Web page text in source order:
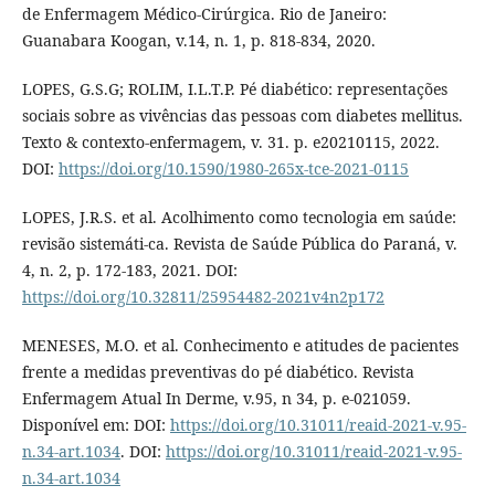
de Enfermagem Médico-Cirúrgica. Rio de Janeiro:
Guanabara Koogan, v.14, n. 1, p. 818-834, 2020.
LOPES, G.S.G; ROLIM, I.L.T.P. Pé diabético: representações
sociais sobre as vivências das pessoas com diabetes mellitus.
Texto & contexto-enfermagem, v. 31. p. e20210115, 2022.
DOI: https://doi.org/10.1590/1980-265x-tce-2021-0115
LOPES, J.R.S. et al. Acolhimento como tecnologia em saúde:
revisão sistemáti-ca. Revista de Saúde Pública do Paraná, v.
4, n. 2, p. 172-183, 2021. DOI:
https://doi.org/10.32811/25954482-2021v4n2p172
MENESES, M.O. et al. Conhecimento e atitudes de pacientes
frente a medidas preventivas do pé diabético. Revista
Enfermagem Atual In Derme, v.95, n 34, p. e-021059.
Disponível em: DOI: https://doi.org/10.31011/reaid-2021-v.95-
n.34-art.1034. DOI: https://doi.org/10.31011/reaid-2021-v.95-
n.34-art.1034